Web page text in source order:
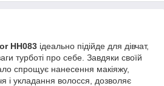
HH083 ідеально підійде для дівчат,
турботі про себе. Завдяки своїй
спрощує нанесення макіяжу,
і укладання волосся, дозволяє